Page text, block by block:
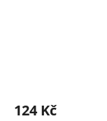
124 Kč